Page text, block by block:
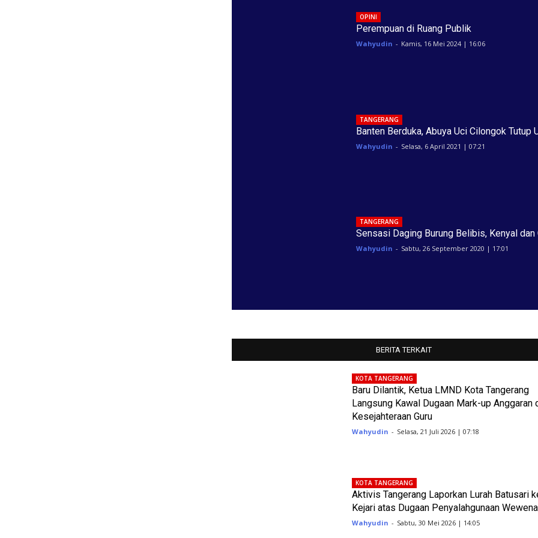
OPINI
Perempuan di Ruang Publik
Wahyudin - Kamis, 16 Mei 2024 | 16:06
TANGERANG
Banten Berduka, Abuya Uci Cilongok Tutup
Wahyudin - Selasa, 6 April 2021 | 07:21
TANGERANG
Sensasi Daging Burung Belibis, Kenyal dan
Wahyudin - Sabtu, 26 September 2020 | 17:01
BERITA TERKAIT
KOTA TANGERANG
Baru Dilantik, Ketua LMND Kota Tangerang
Langsung Kawal Dugaan Mark-up Anggaran
Kesejahteraan Guru
Wahyudin - Selasa, 21 Juli 2026 | 07:18
KOTA TANGERANG
Aktivis Tangerang Laporkan Lurah Batusari
Kejari atas Dugaan Penyalahgunaan
Wahyudin - Sabtu, 30 Mei 2026 | 14:05